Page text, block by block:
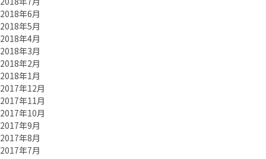
2018年6月
2018年5月
2018年4月
2018年3月
2018年2月
2018年1月
2017年12月
2017年11月
2017年10月
2017年9月
2017年8月
2017年7月